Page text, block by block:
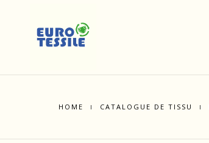
HOME CATALOGUE DE TISSU